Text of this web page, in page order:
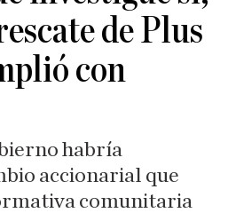
de Plus
con
habría
accionarial que
comunitaria